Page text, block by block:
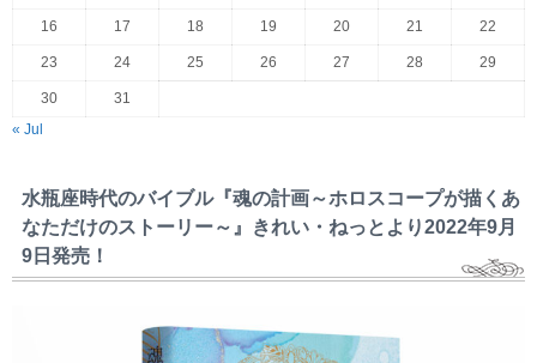
16 17 18 19 20 21 22
23 24 25 26 27 28 29
30
31
« Jul
水瓶座時代のバイブル『魂の計画～ホロスコープが描くあ
なただけのストーリー～』きれい・ねっとより2022年9月
9日発売！